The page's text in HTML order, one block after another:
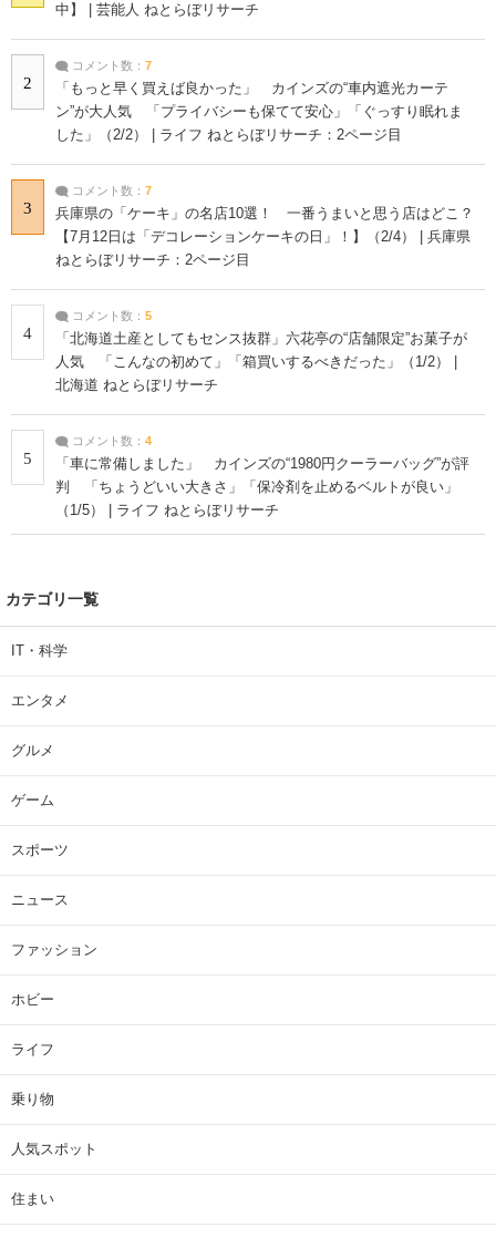
中】 | 芸能人 ねとらぼリサーチ
2
コメント数： 7
「もっと早く買えば良かった」 カインズの“車内遮光カーテ
ン”が大人気 「プライバシーも保てて安心」「ぐっすり眠れま
した」（2/2） | ライフ ねとらぼリサーチ：2ページ目
3
コメント数： 7
兵庫県の「ケーキ」の名店10選！ 一番うまいと思う店はどこ？
【7月12日は「デコレーションケーキの日」！】（2/4） | 兵庫県
ねとらぼリサーチ：2ページ目
4
コメント数： 5
「北海道土産としてもセンス抜群」六花亭の“店舗限定”お菓子が
人気 「こんなの初めて」「箱買いするべきだった」（1/2） |
北海道 ねとらぼリサーチ
5
コメント数： 4
「車に常備しました」 カインズの“1980円クーラーバッグ”が評
判 「ちょうどいい大きさ」「保冷剤を止めるベルトが良い」
（1/5） | ライフ ねとらぼリサーチ
カテゴリ一覧
IT・科学
エンタメ
グルメ
ゲーム
スポーツ
ニュース
ファッション
ホビー
ライフ
乗り物
人気スポット
住まい